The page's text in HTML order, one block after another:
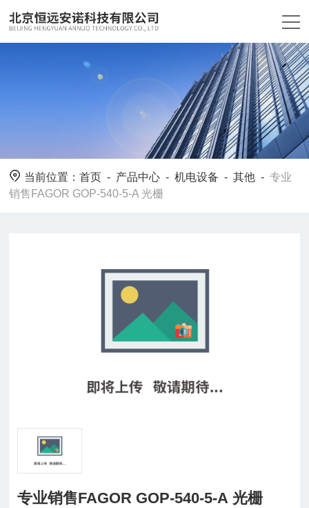
当前位置：首页 - 产品中心 -机电设备 -其他 -专业
销售FAGOR GOP-540-5-A 光栅
专业销售FAGOR GOP-540-5-A 光栅